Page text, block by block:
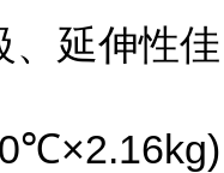
、延伸性佳